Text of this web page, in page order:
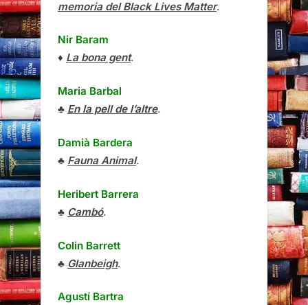
memoria del Black Lives Matter.
Nir Baram
♦ La bona gent.
Maria Barbal
♣ En la pell de l’altre.
Damià Bardera
♣ Fauna Animal.
Heribert Barrera
♣ Cambó.
Colin Barrett
♣ Glanbeigh.
Agustí Bartra